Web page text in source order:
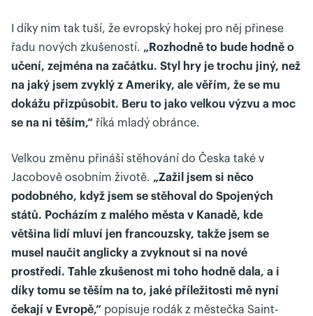
I díky nim tak tuší, že evropský hokej pro něj přinese
řadu nových zkušeností. „Rozhodně to bude hodně o
učení, zejména na začátku. Styl hry je trochu jiný, než
na jaký jsem zvyklý z Ameriky, ale věřím, že se mu
dokážu přizpůsobit. Beru to jako velkou výzvu a moc
se na ni těším,“ říká mladý obránce.
Velkou změnu přináší stěhování do Česka také v
Jacobově osobním životě. „Zažil jsem si něco
podobného, když jsem se stěhoval do Spojených
států. Pocházím z malého města v Kanadě, kde
většina lidí mluví jen francouzsky, takže jsem se
musel naučit anglicky a zvyknout si na nové
prostředí. Tahle zkušenost mi toho hodně dala, a i
díky tomu se těším na to, jaké příležitosti mě nyní
čekají v Evropě,“ popisuje rodák z městečka Saint-